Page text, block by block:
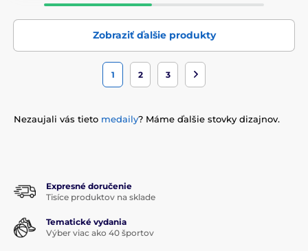
Zobraziť ďalšie produkty
1 2 3
Nezaujali vás tieto medaily? Máme ďalšie stovky dizajnov.
Expresné doručenie
Tisíce produktov na sklade
Tematické vydania
Výber viac ako 40 športov